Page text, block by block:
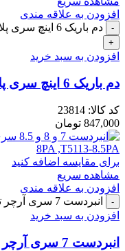
افزودن به علاقه مندی
دم باریک 6 اینچ سری پلایر مکس توسن مدل T6301-6 عدد
افزودن به سبد خرید
دم باریک 6 اینچ سری پلایر مکس توسن مدل T6301-6
کد کالا: 23814
847,000 تومان
برای مقایسه اضافه کنید
مشاهده سریع
افزودن به علاقه مندی
انبردست 7 سری آرچر توسن مدل T5113-7PA عدد
افزودن به سبد خرید
انبردست 7 سری آرچر توسن مدل T5113-7PA